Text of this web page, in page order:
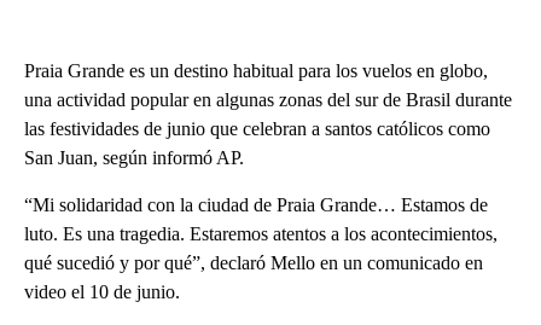
Praia Grande es un destino habitual para los vuelos en globo,
una actividad popular en algunas zonas del sur de Brasil durante
las festividades de junio que celebran a santos católicos como
San Juan, según informó AP.
“Mi solidaridad con la ciudad de Praia Grande… Estamos de
luto. Es una tragedia. Estaremos atentos a los acontecimientos,
qué sucedió y por qué”, declaró Mello en un comunicado en
video el 10 de junio.